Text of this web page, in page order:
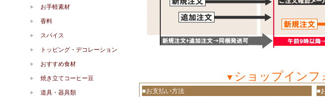
▼ ショップインフ
■お支払い方法
■
お手軽素材
香料
スパイス
トッピング・デコレーション
おすすめ食材
焼き立てコーヒー豆
道具・器具類